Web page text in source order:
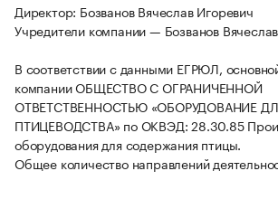
Директор: Бозванов Вячеслав Игоревич
Учредители компании — Бозванов
В соответствии с данными ЕГРЮЛ,
компании ОБЩЕСТВО С ОГРАНИЧЕННОЙ
ОТВЕТСТВЕННОСТЬЮ «ОБОРУДОВАНИЕ
ПТИЦЕВОДСТВА» по ОКВЭД: 28.30.85
оборудования для содержания птицы.
Общее количество направлений